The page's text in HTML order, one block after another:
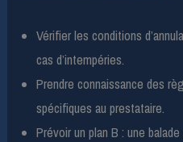
Vérifier les conditions
cas d’intempéries.
Prendre connaissance des
spécifiques au prestataire.
Prévoir un plan B : une